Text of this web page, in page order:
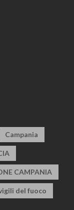
Campania
CAMPANIA
del fuoco